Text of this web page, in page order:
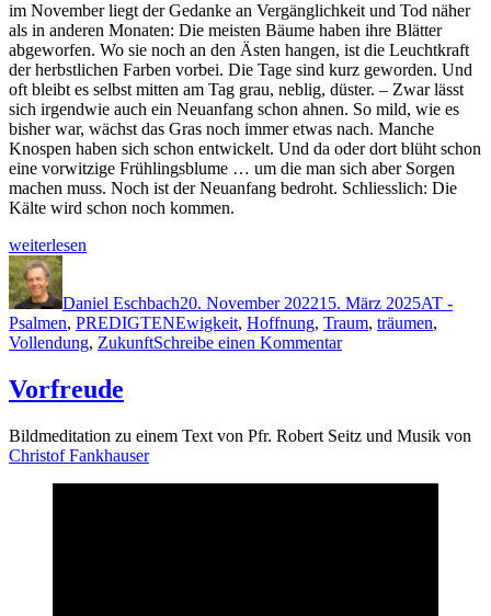
im Novem­ber liegt der Gedanke an Vergänglichkeit und Tod näher
als in anderen Monat­en: Die meis­ten Bäume haben ihre Blät­ter
abge­wor­fen. Wo sie noch an den Ästen hangen, ist die Leuchtkraft
der herb­stlichen Far­ben vor­bei. Die Tage sind kurz gewor­den. Und
oft bleibt es selb­st mit­ten am Tag grau, neblig, düster. – Zwar lässt
sich irgend­wie auch ein Neuan­fang schon ahnen. So mild, wie es
bish­er war, wächst das Gras noch immer etwas nach. Manche
Knospen haben sich schon entwick­elt. Und da oder dort blüht schon
eine vor­witzige Früh­lings­blume … um die man sich aber Sor­gen
machen muss. Noch ist der Neuan­fang bedro­ht. Schliesslich: Die
Kälte wird schon noch kommen.
„Wie
die
Träu­
menden“
weit­er­lesen
Autor
Daniel Eschbach20. November 202215. März 2025AT -
Psalmen, PREDIGTENSchlagwörter
Ewigkeit, Hoffnung, Traum, träumen,
Vollendung, ZukunftSchreibe einen Kommentarzu
Vorfreude
Bildmed­i­ta­tion zu einem Text von Pfr. Robert Seitz und Musik von
Christof Fankhauser